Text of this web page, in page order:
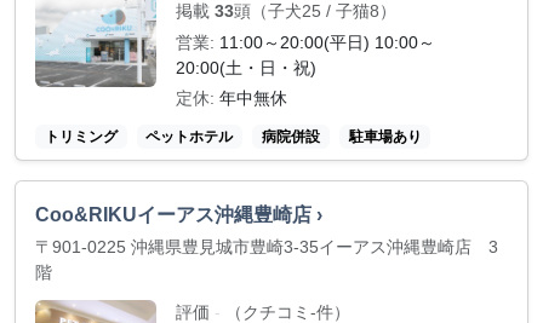
掲載 33頭（子犬25 / 子猫8）
営業: 11:00～20:00(平日) 10:00～
20:00(土・日・祝)
定休: 年中無休
トリミング ペットホテル 病院併設 駐車場あり
Coo&RIKUイーアス沖縄豊崎店 ›
〒901-0225 沖縄県豊見城市豊崎3-35イーアス沖縄豊崎店 3
階
評価 -
（クチコミ-件）